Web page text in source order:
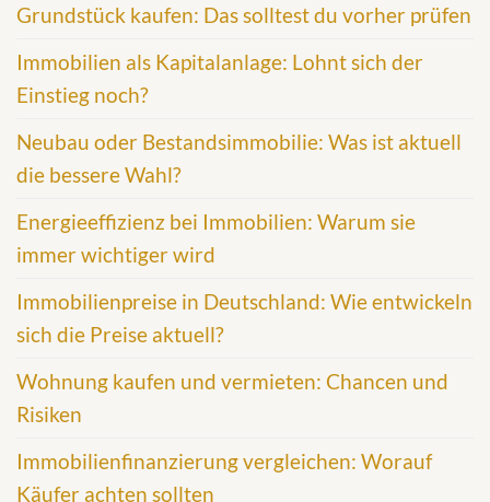
Grundstück kaufen: Das solltest du vorher prüfen
Immobilien als Kapitalanlage: Lohnt sich der
Einstieg noch?
Neubau oder Bestandsimmobilie: Was ist aktuell
die bessere Wahl?
Energieeffizienz bei Immobilien: Warum sie
immer wichtiger wird
Immobilienpreise in Deutschland: Wie entwickeln
sich die Preise aktuell?
Wohnung kaufen und vermieten: Chancen und
Risiken
Immobilienfinanzierung vergleichen: Worauf
Käufer achten sollten